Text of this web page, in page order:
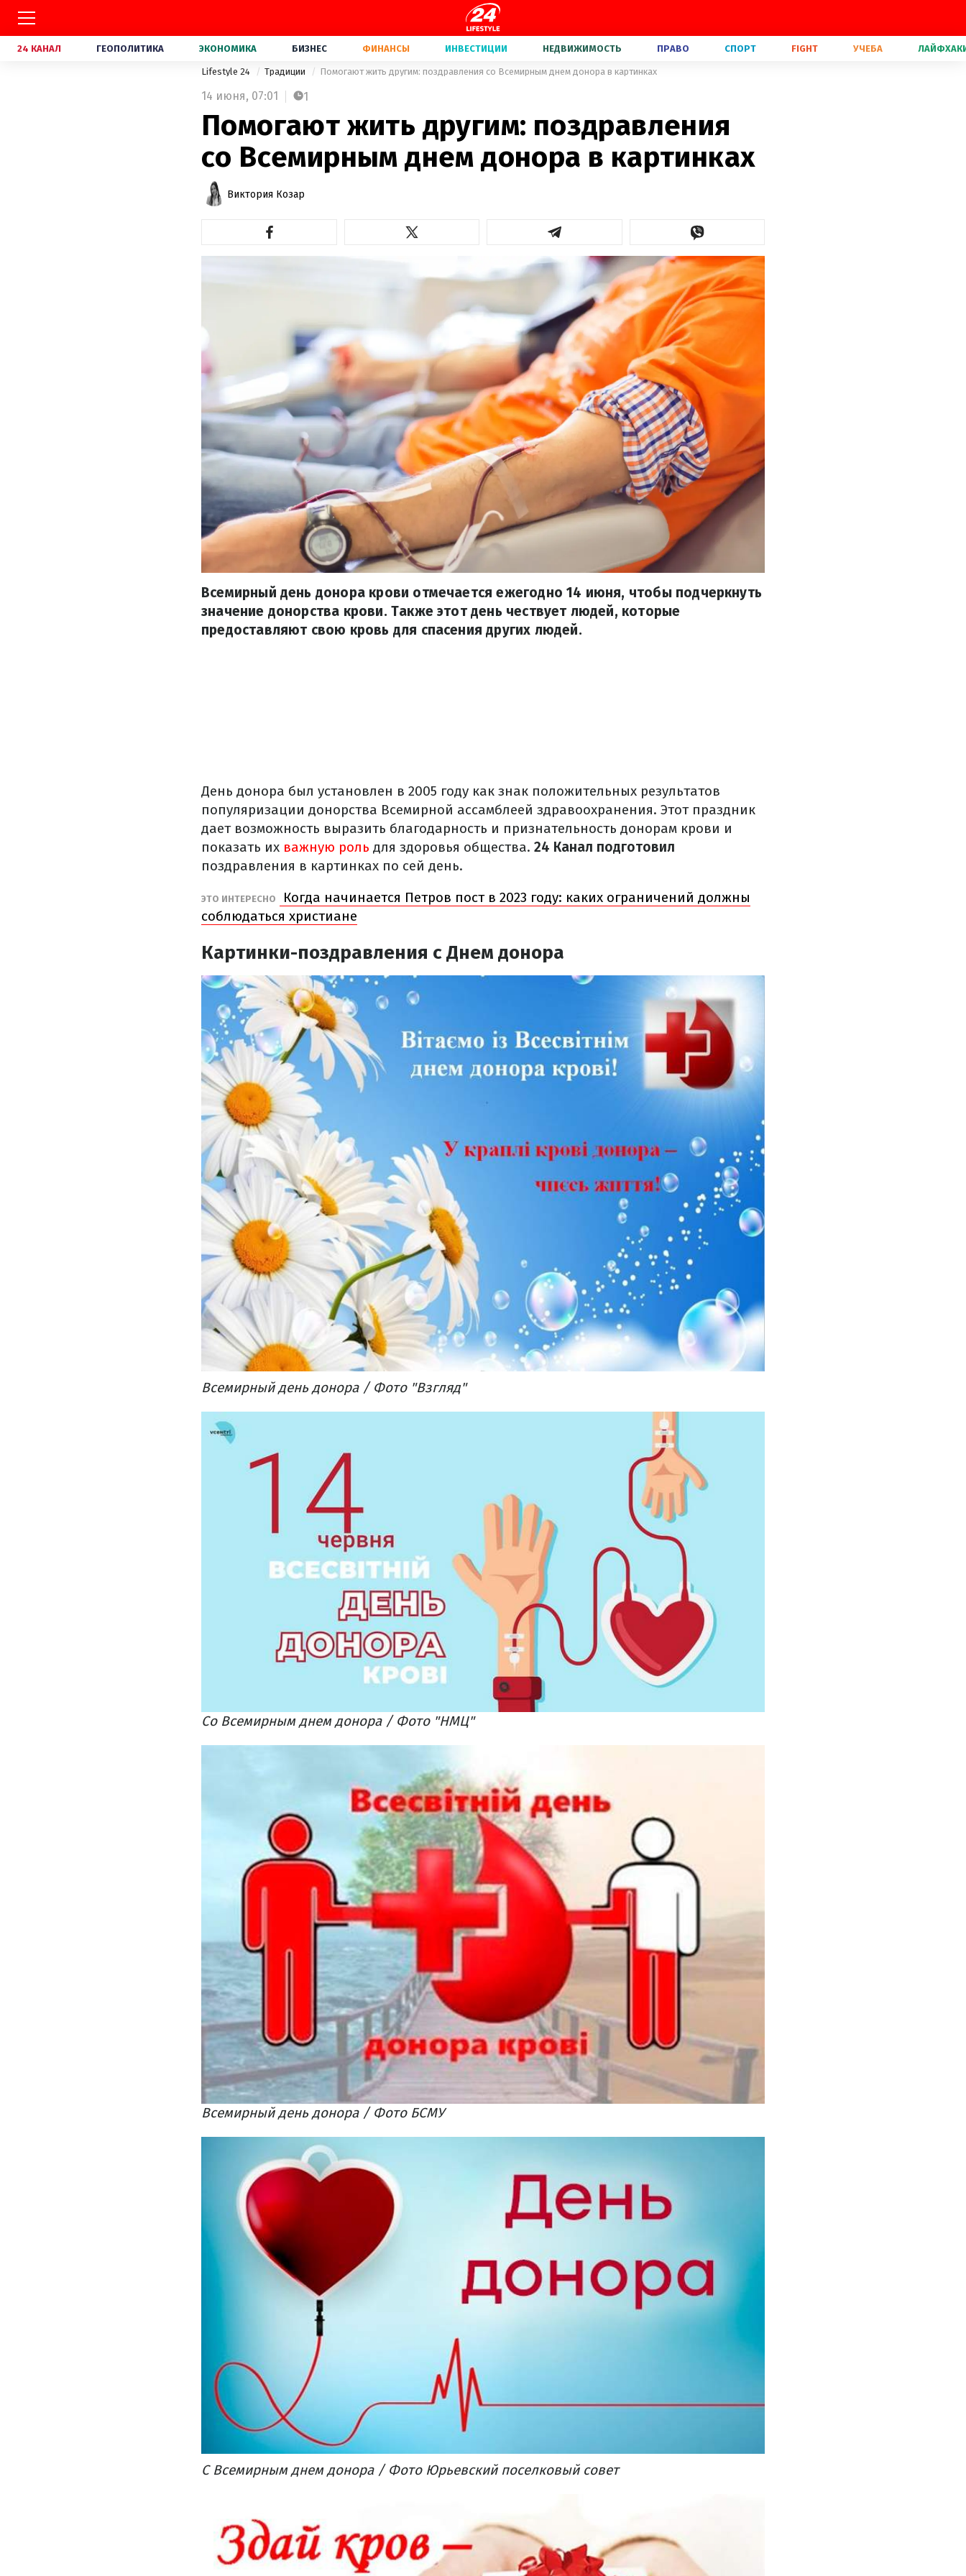
24 КАНАЛ ГЕОПОЛИТИКА ЭКОНОМИКА БИЗНЕС ФИНАНСЫ ИНВЕСТИЦИИ НЕДВИЖИМОСТЬ ПРАВО СПОРТ FIGHT УЧЕБА
Lifestyle 24 Традиции Помогают жить другим: поздравления со Всемирным днем донора в картинках
14 июня, 07:01 1
Помогают жить другим: поздравления
со Всемирным днем донора в картинках
Виктория Козар
Всемирный день донора крови отмечается ежегодно 14 июня, чтобы подчеркнуть
значение донорства крови. Также этот день чествует людей, которые
предоставляют свою кровь для спасения других людей.
День донора был установлен в 2005 году как знак положительных результатов
популяризации донорства Всемирной ассамблеей здравоохранения. Этот праздник
дает возможность выразить благодарность и признательность донорам крови и
показать их важную роль для здоровья общества. 24 Канал подготовил
поздравления в картинках по сей день.
ЭТО ИНТЕРЕСНО
Когда начинается Петров пост в 2023 году: каких ограничений должны
соблюдаться христиане
Картинки-поздравления с Днем донора
Всемирный день донора / Фото "Взгляд"
Со Всемирным днем донора / Фото "НМЦ"
Всемирный день донора / Фото БСМУ
С Всемирным днем донора / Фото Юрьевский поселковый совет